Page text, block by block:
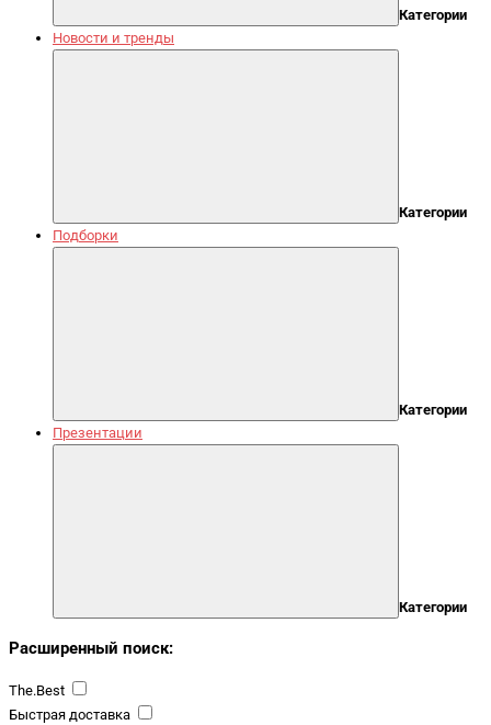
Категории
Новости и тренды
Категории
Подборки
Категории
Презентации
Категории
Расширенный поиск:
The.Best
Быстрая доставка